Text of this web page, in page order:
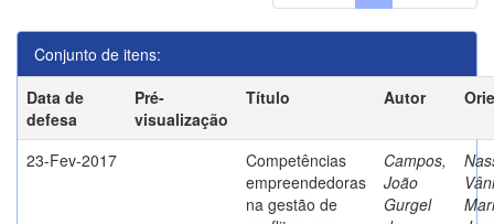
Conjunto de itens:
Data de
defesa
Pré-
visualização
Título Autor
23-Fev-2017
Competências
empreendedoras
na gestão de
Campos,
João
Gurgel